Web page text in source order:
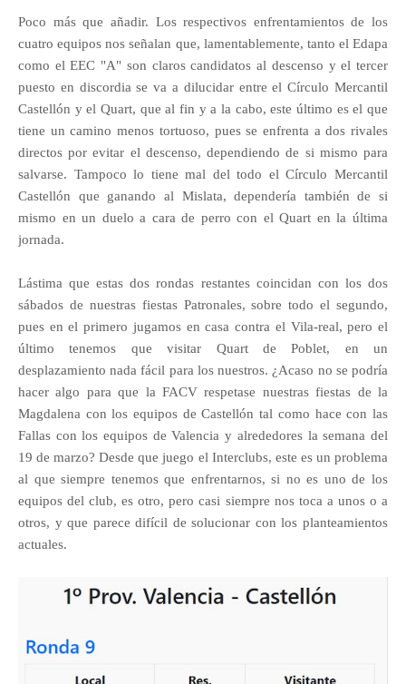
Poco más que añadir. Los respectivos enfrentamientos de los
cuatro equipos nos señalan que, lamentablemente, tanto el Edapa
como el EEC "A" son claros candidatos al descenso y el tercer
puesto en discordia se va a dilucidar entre el Círculo Mercantil
Castellón y el Quart, que al fin y a la cabo, este último es el que
tiene un camino menos tortuoso, pues se enfrenta a dos rivales
directos por evitar el descenso, dependiendo de si mismo para
salvarse. Tampoco lo tiene mal del todo el Círculo Mercantil
Castellón que ganando al Mislata, dependería también de si
mismo en un duelo a cara de perro con el Quart en la última
jornada.
Lástima que estas dos rondas restantes coincidan con los dos
sábados de nuestras fiestas Patronales, sobre todo el segundo,
pues en el primero jugamos en casa contra el Vila-real, pero el
último tenemos que visitar Quart de Poblet, en un
desplazamiento nada fácil para los nuestros. ¿Acaso no se podría
hacer algo para que la FACV respetase nuestras fiestas de la
Magdalena con los equipos de Castellón tal como hace con las
Fallas con los equipos de Valencia y alrededores la semana del
19 de marzo? Desde que juego el Interclubs, este es un problema
al que siempre tenemos que enfrentarnos, si no es uno de los
equipos del club, es otro, pero casi siempre nos toca a unos o a
otros, y que parece difícil de solucionar con los planteamientos
actuales.